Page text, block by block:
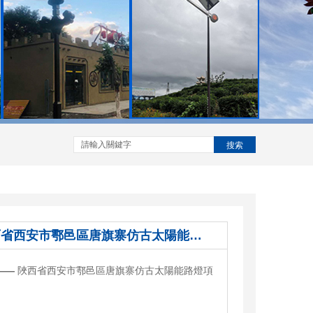
搜索
陜西省西安市鄠邑區唐旗寨仿古太陽能路燈項目
陜西省西安市鄠邑區唐旗寨仿古太陽能路燈項